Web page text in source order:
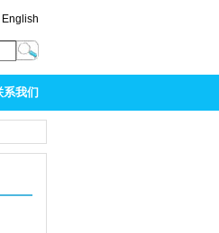
English
系我们